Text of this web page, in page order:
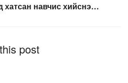
хатсан навчис хийснэ…
post